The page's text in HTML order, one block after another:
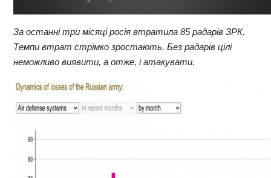
За останні три місяці росія втратила 85 радарів ЗРК.
Темпи втрат стрімко зростають. Без радарів цілі
неможливо виявити, а отже, і атакувати.